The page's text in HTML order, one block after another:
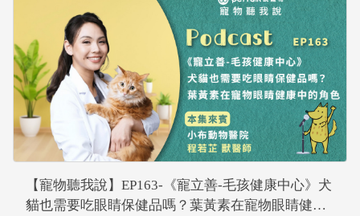
【寵物聽我說】EP163-《寵立善-毛孩健康中心》犬
貓也需要吃眼睛保健品嗎？葉黃素在寵物眼睛健康